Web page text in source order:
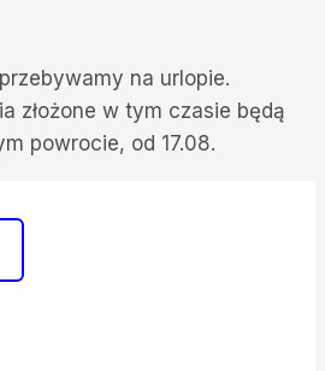
na urlopie.
złożone w tym czasie będą
powrocie, od 17.08.